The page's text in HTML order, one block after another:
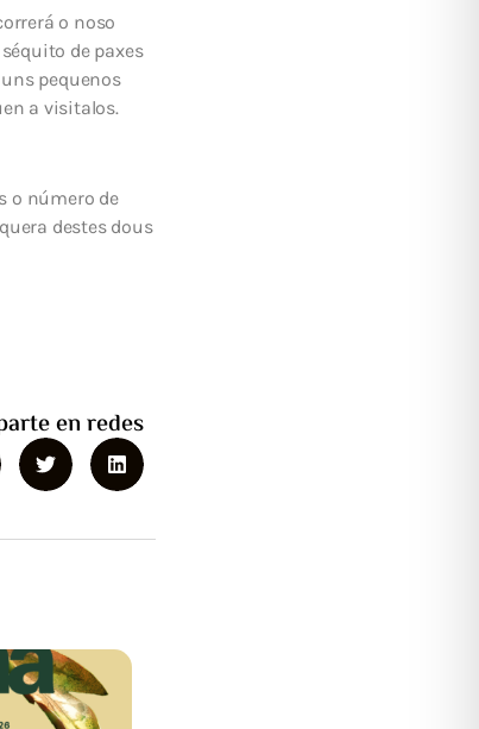
o noso
de paxes
pequenos
a visitalos.
o número de
destes dous
en redes